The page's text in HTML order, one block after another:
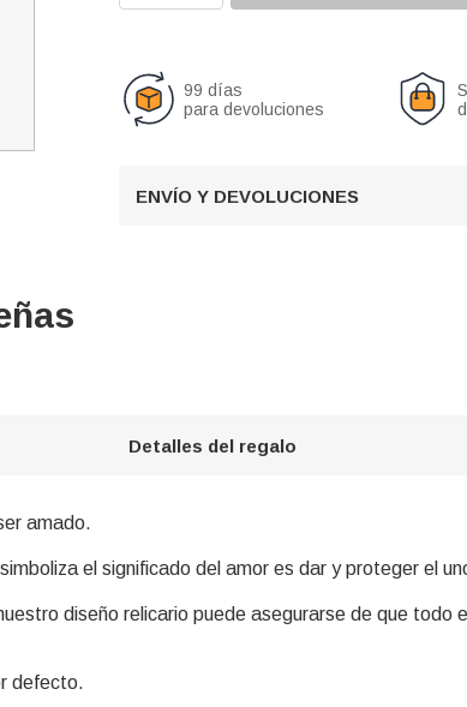
99 días
para devoluciones
ENVÍO Y DEVOLUCIONES
Detalles del regalo
amado.
el significado del amor es dar y proteger el
diseño relicario puede asegurarse de que todo
defecto.